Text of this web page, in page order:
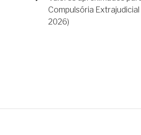
Compulsória Extrajudicial
2026)